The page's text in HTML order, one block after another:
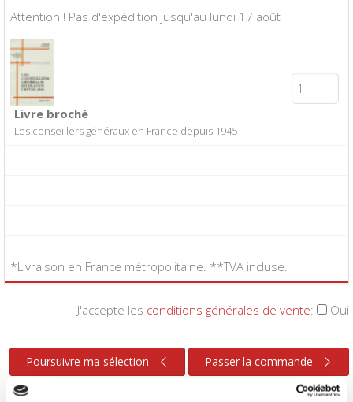
Attention ! Pas d'expédition jusqu'au lundi 17 août
Livre broché
Les conseillers généraux en France depuis 1945
*Livraison en France métropolitaine. **TVA incluse.
J'accepte les conditions générales de vente: Oui
Poursuivre ma sélection Passer la commande